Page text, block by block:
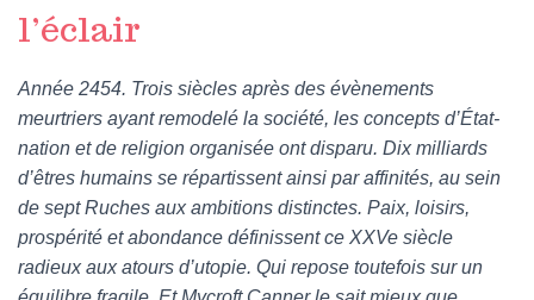
l’éclair
Année 2454. Trois siècles après des évènements
meurtriers ayant remodelé la société, les concepts d’État-
nation et de religion organisée ont disparu. Dix milliards
d’êtres humains se répartissent ainsi par affinités, au sein
de sept Ruches aux ambitions distinctes. Paix, loisirs,
prospérité et abondance définissent ce XXVe siècle
radieux aux atours d’utopie. Qui repose toutefois sur un